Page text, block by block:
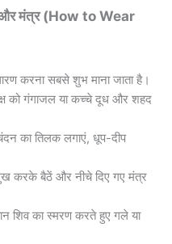
और मंत्र (How to Wear
करना सबसे शुभ माना जाता है।
को गंगाजल या कच्चे दूध और शहद
का तिलक लगाएं, धूप-दीप
मुख करके बैठें और नीचे दिए गए मंत्र
शिव का स्मरण करते हुए गले या